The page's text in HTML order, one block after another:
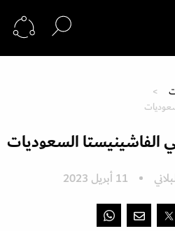
الفاشينيستا السعوديات
11 أبريل 2023